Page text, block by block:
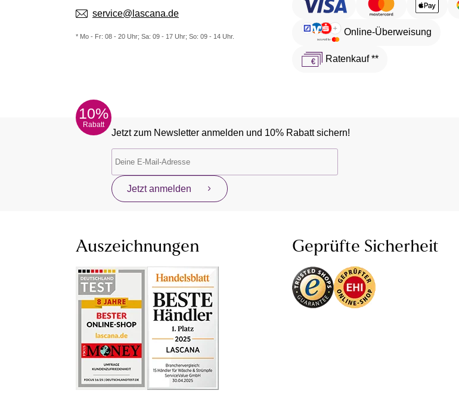
service@lascana.de
* Mo - Fr: 08 - 20 Uhr; Sa: 09 - 17 Uhr; So: 09 - 14 Uhr. Online-Überweisung
Ratenkauf **
10%
Rabatt
Jetzt zum Newsletter anmelden und 10% Rabatt sichern!
Jetzt anmelden
Auszeichnungen Geprüfte Sicherheit